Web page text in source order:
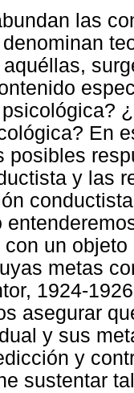
las
En
posibles
y las
un
metas
1924-
asegurar
y sus
y
sustentar